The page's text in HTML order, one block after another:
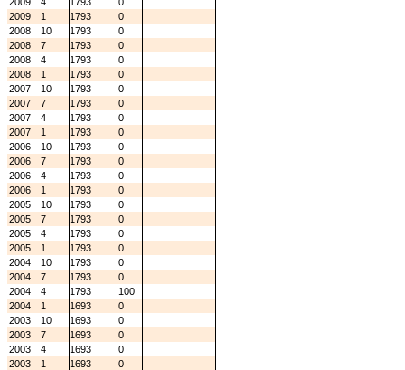
2009
1 1793
0
2008
10 1793
0
2008
7 1793
0
2008
4 1793
0
2008
1 1793
0
2007
10 1793
0
2007
7 1793
0
2007
4 1793
0
2007
1 1793
0
2006
10 1793
0
2006
7 1793
0
2006
4 1793
0
2006
1 1793
0
2005
10 1793
0
2005
7 1793
0
2005
4 1793
0
2005
1 1793
0
2004
10 1793
0
2004
7 1793
0
2004
4 1793
100
2004
1 1693
0
2003
10 1693
0
2003
7 1693
0
2003
4 1693
0
2003
1 1693
0